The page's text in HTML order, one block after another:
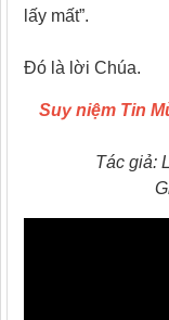
lấy mất”.
Ðó là lời Chúa.
Suy niệm Tin
Tác giả: